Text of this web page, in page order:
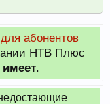
абонентов
НТВ Плюс
имеет.